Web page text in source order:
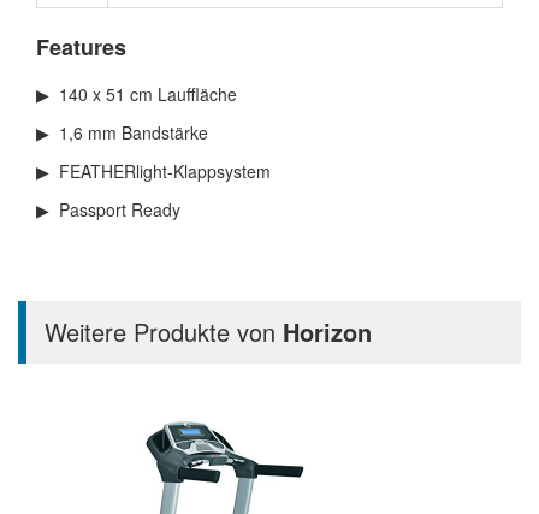
Features
140 x 51 cm Lauffläche
1,6 mm Bandstärke
FEATHERlight-Klappsystem
Passport Ready
Weitere Produkte von Horizon